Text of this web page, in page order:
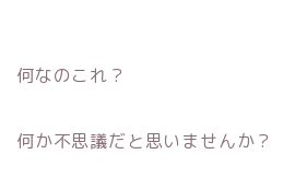
何なのこれ？
何か不思議だと思いませんか？